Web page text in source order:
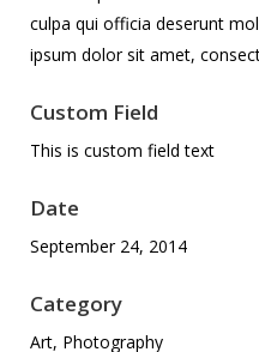
culpa qui officia deserunt
ipsum dolor sit amet,
Custom Field
This is custom field text
Date
September 24, 2014
Category
Art, Photography